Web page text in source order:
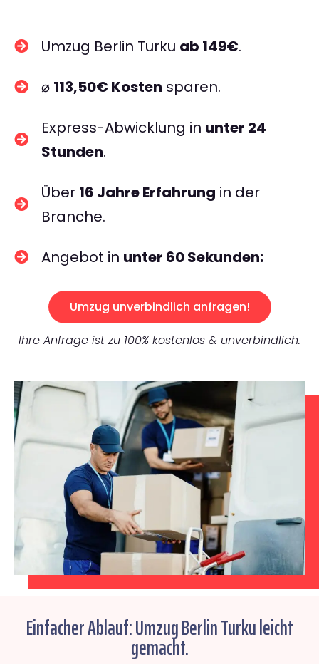
Umzug Berlin Turku ab 149€.
⌀ 113,50€ Kosten sparen.
Express-Abwicklung in unter 24
Stunden.
Über 16 Jahre Erfahrung in der
Branche.
Angebot in unter 60 Sekunden:
Umzug unverbindlich anfragen!
Ihre Anfrage ist zu 100% kostenlos & unverbindlich.
Einfacher Ablauf: Umzug Berlin Turku leicht
gemacht.